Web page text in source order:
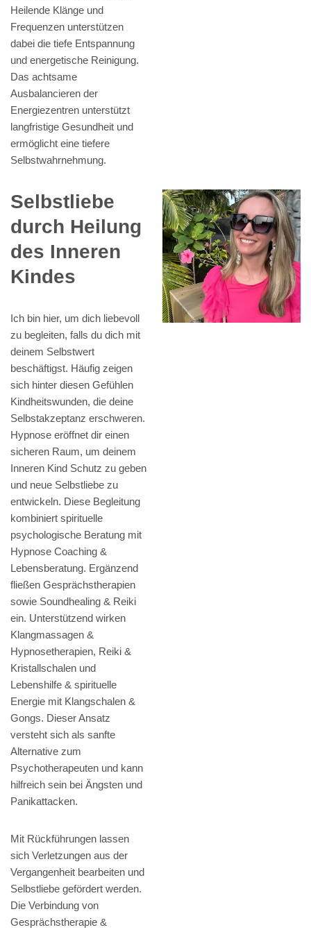
Heilende Klänge und
Frequenzen unterstützen
dabei die tiefe Entspannung
und energetische Reinigung.
Das achtsame
Ausbalancieren der
Energiezentren unterstützt
langfristige Gesundheit und
ermöglicht eine tiefere
Selbstwahrnehmung.
Selbstliebe
durch Heilung
des Inneren
Kindes
Ich bin hier, um dich liebevoll
zu begleiten, falls du dich mit
deinem Selbstwert
beschäftigst. Häufig zeigen
sich hinter diesen Gefühlen
Kindheitswunden, die deine
Selbstakzeptanz erschweren.
Hypnose eröffnet dir einen
sicheren Raum, um deinem
Inneren Kind Schutz zu geben
und neue Selbstliebe zu
entwickeln. Diese Begleitung
kombiniert spirituelle
psychologische Beratung mit
Hypnose Coaching &
Lebensberatung. Ergänzend
fließen Gesprächstherapien
sowie Soundhealing & Reiki
ein. Unterstützend wirken
Klangmassagen &
Hypnosetherapien, Reiki &
Kristallschalen und
Lebenshilfe & spirituelle
Energie mit Klangschalen &
Gongs. Dieser Ansatz
versteht sich als sanfte
Alternative zum
Psychotherapeuten und kann
hilfreich sein bei Ängsten und
Panikattacken.
Mit Rückführungen lassen
sich Verletzungen aus der
Vergangenheit bearbeiten und
Selbstliebe gefördert werden.
Die Verbindung von
Gesprächstherapie &